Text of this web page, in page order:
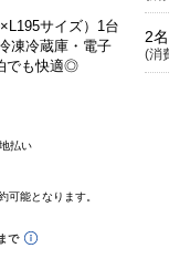
サイズ）1台
凍冷蔵庫・電子
でも快適◎
払い
能となります。
2
(消